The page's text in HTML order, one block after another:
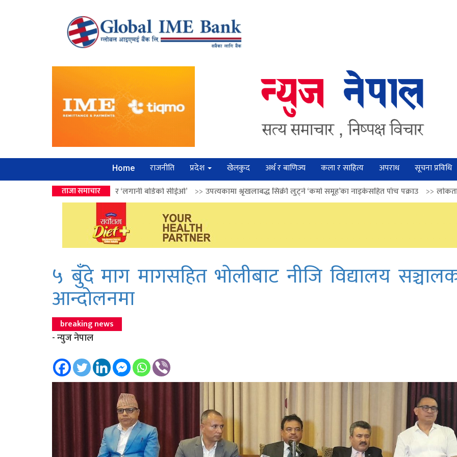
Home राजनीति प्रदेश खेलकुद अर्थ र बाणिज्य कला र साहित्य अपराध सूचना प्रविधि
ताजा समाचार
उपहार ‘लगानी बोर्डको सीईओ’ >>उपत्यकामा श्रृंखलाबद्ध सिक्री लुट्ने ‘कर्मा समूह’का नाइकेसहित पाँच पक्राउ >>लोकतान्त्रिक मूल्य सुदृढ बनाउन
५ बुँदे माग मागसहित भाेलीबाट नीजि विद्यालय
आन्दोलनमा
breaking news
- न्युज नेपाल